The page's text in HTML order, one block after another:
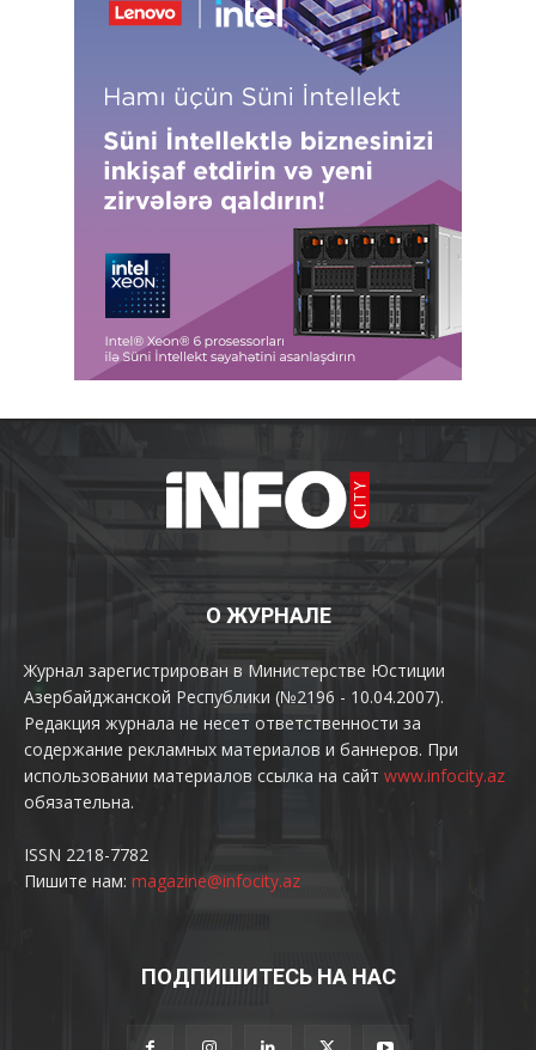
О ЖУРНАЛЕ
Журнал зарегистрирован в Министерстве Юстиции
Азербайджанской Республики (№2196 - 10.04.2007).
Редакция журнала не несет ответственности за
содержание рекламных материалов и баннеров. При
использовании материалов ссылка на сайт www.infocity.az
обязательна.
ISSN 2218-7782
Пишите нам: magazine@infocity.az
ПОДПИШИТЕСЬ НА НАС